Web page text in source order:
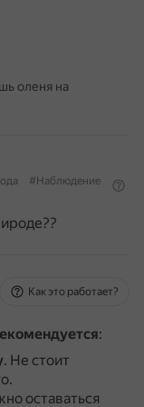
оленя на
#Наблюдение
Как это работает?
:
. Не стоит
оставаться